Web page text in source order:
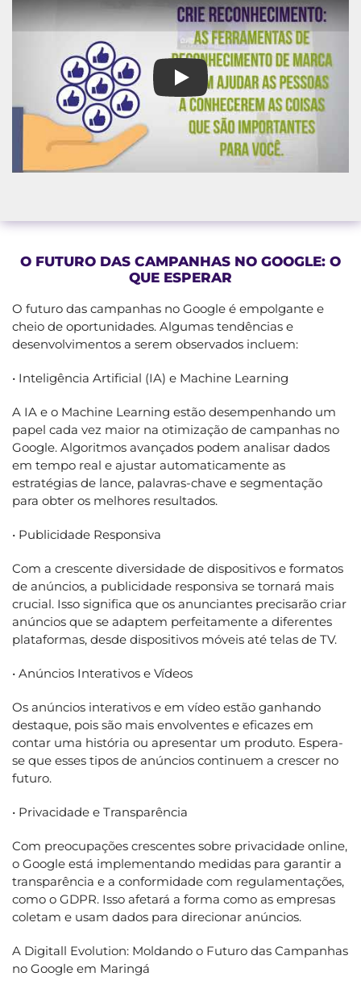
A Agência Campanhas
O FUTURO DAS CAMPANHAS NO GOOGLE: O
QUE ESPERAR
O futuro das campanhas no Google é empolgante e
cheio de oportunidades. Algumas tendências e
desenvolvimentos a serem observados incluem:
• Inteligência Artificial (IA) e Machine Learning
A IA e o Machine Learning estão desempenhando um
papel cada vez maior na otimização de campanhas no
Google. Algoritmos avançados podem analisar dados
em tempo real e ajustar automaticamente as
estratégias de lance, palavras-chave e segmentação
para obter os melhores resultados.
• Publicidade Responsiva
Com a crescente diversidade de dispositivos e formatos
de anúncios, a publicidade responsiva se tornará mais
crucial. Isso significa que os anunciantes precisarão criar
anúncios que se adaptem perfeitamente a diferentes
plataformas, desde dispositivos móveis até telas de TV.
• Anúncios Interativos e Vídeos
Os anúncios interativos e em vídeo estão ganhando
destaque, pois são mais envolventes e eficazes em
contar uma história ou apresentar um produto. Espera-
se que esses tipos de anúncios continuem a crescer no
futuro.
• Privacidade e Transparência
Com preocupações crescentes sobre privacidade online,
o Google está implementando medidas para garantir a
transparência e a conformidade com regulamentações,
como o GDPR. Isso afetará a forma como as empresas
coletam e usam dados para direcionar anúncios.
A Digitall Evolution: Moldando o Futuro das Campanhas
no Google em Maringá